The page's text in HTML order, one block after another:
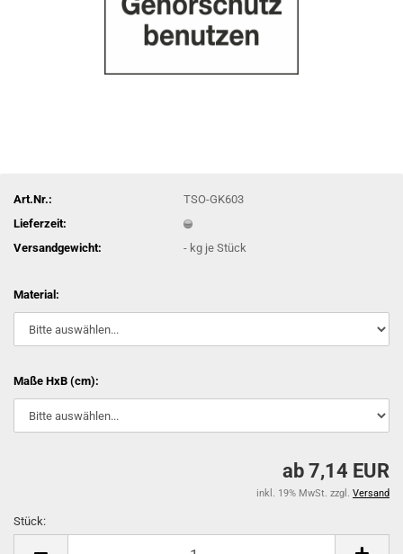
Art.Nr.:
TSO-GK603
Lieferzeit:
Versandgewicht:
- kg je Stück
Material:
Maße HxB (cm):
ab 7,14 EUR
inkl. 19% MwSt. zzgl. Versand
Stück: